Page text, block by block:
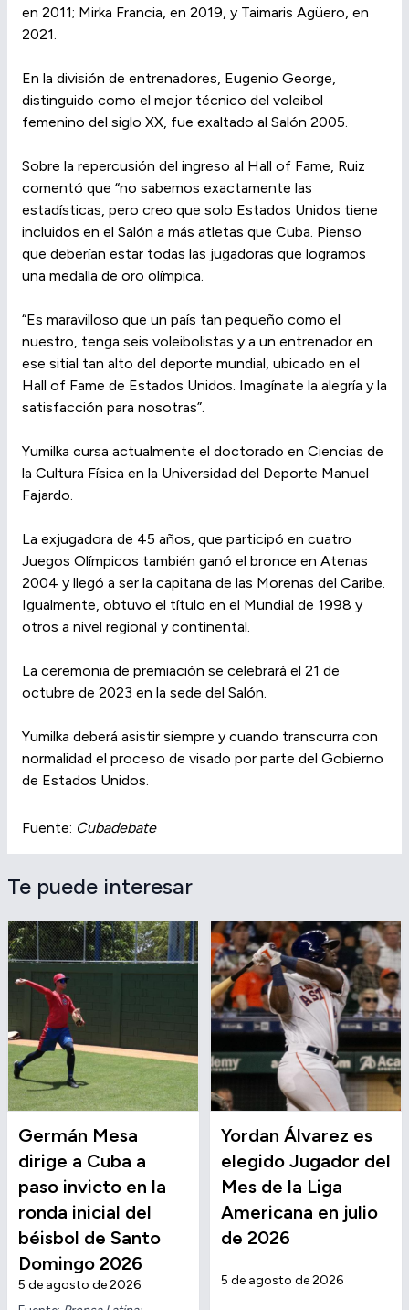
en 2011; Mirka Francia, en 2019, y Taimaris Agüero, en
2021.
En la división de entrenadores, Eugenio George,
distinguido como el mejor técnico del voleibol
femenino del siglo XX, fue exaltado al Salón 2005.
Sobre la repercusión del ingreso al Hall of Fame, Ruiz
comentó que “no sabemos exactamente las
estadísticas, pero creo que solo Estados Unidos tiene
incluidos en el Salón a más atletas que Cuba. Pienso
que deberían estar todas las jugadoras que logramos
una medalla de oro olímpica.
“Es maravilloso que un país tan pequeño como el
nuestro, tenga seis voleibolistas y a un entrenador en
ese sitial tan alto del deporte mundial, ubicado en el
Hall of Fame de Estados Unidos. Imagínate la alegría y la
satisfacción para nosotras”.
Yumilka cursa actualmente el doctorado en Ciencias de
la Cultura Física en la Universidad del Deporte Manuel
Fajardo.
La exjugadora de 45 años, que participó en cuatro
Juegos Olímpicos también ganó el bronce en Atenas
2004 y llegó a ser la capitana de las Morenas del Caribe.
Igualmente, obtuvo el título en el Mundial de 1998 y
otros a nivel regional y continental.
La ceremonia de premiación se celebrará el 21 de
octubre de 2023 en la sede del Salón.
Yumilka deberá asistir siempre y cuando transcurra con
normalidad el proceso de visado por parte del Gobierno
de Estados Unidos.
Fuente: Cubadebate
Te puede interesar
Germán Mesa
dirige a Cuba a
paso invicto en la
ronda inicial del
béisbol de Santo
Domingo 2026
5 de agosto de 2026
Yordan Álvarez es
elegido Jugador del
Mes de la Liga
Americana en julio
de 2026
5 de agosto de 2026